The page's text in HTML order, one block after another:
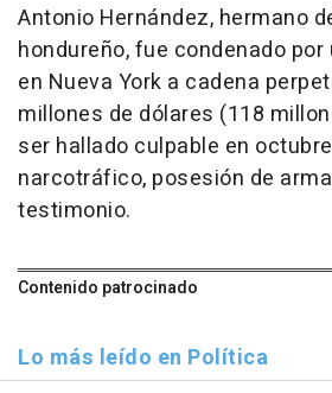
Antonio Hernández, hermano
hondureño, fue condenado
en Nueva York a cadena
millones de dólares (118
ser hallado culpable en
narcotráfico, posesión de
testimonio.
Contenido patrocinado
Lo más leído en Política